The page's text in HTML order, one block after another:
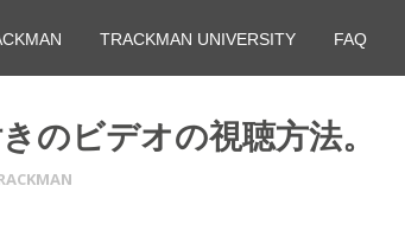
TRACKMAN UNIVERSITY FAQ
のビデオの視聴方法。